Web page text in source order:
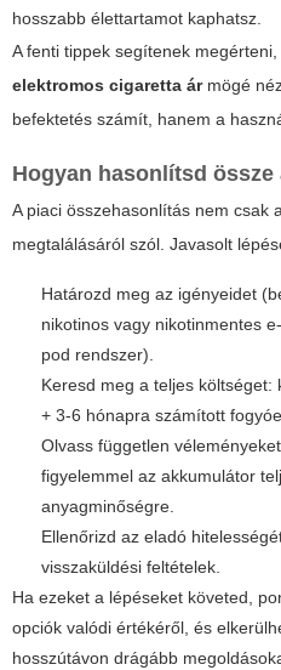
hosszabb élettartamot kaphatsz.
A fenti tippek segítenek
elektromos cigaretta ármögé
befektetés számít, hanem a
Hogyan hasonlítsd össze
A piaci összehasonlítás nem csak
megtalálásáról szól. Javasolt
Határozd meg az igényeidet
nikotinos vagy nikotinmentes
pod rendszer).
Keresd meg a teljes
+ 3-6 hónapra számított
Olvass független
figyelemmel az akkumulátor
anyagminőségre.
Ellenőrizd az eladó
visszaküldési feltételek.
Ha ezeket a lépéseket követed,
opciók valódi értékéről, és
hosszútávon drágább